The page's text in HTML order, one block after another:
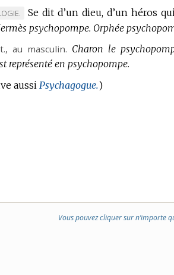
Se dit d’un dieu, d’un héros
psychopompe. Orphée
, au masculin. Charon le
représenté en psychopompe.
aussi Psychagogue.)
Vous pouvez cliquer sur n’importe